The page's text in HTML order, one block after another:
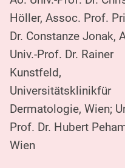
Höller, Assoc. Prof.
Dr. Constanze Jonak,
Univ.-Prof. Dr. Rainer
Kunstfeld,
Universitätsklinikfür
Dermatologie, Wien;
Prof. Dr. Hubert
Wien